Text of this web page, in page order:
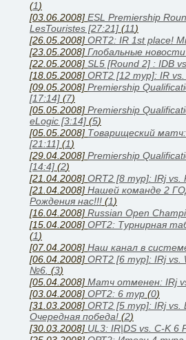
(1)
[03.06.2008] ESL Premiership
LesTouristes [27:21] (11)
[26.05.2008] ORT2: IR 1st place!
[23.05.2008] Глобальные
[22.05.2008] SL5 [Round 2] : IDB
[18.05.2008] ORT2 [12 тур]: IR
[09.05.2008] Premiership
[17:14] (7)
[05.05.2008] Premiership
eLogic [3:14] (5)
[05.05.2008] Товарищеский
[21:11] (1)
[29.04.2008] Premiership
[14:4] (2)
[21.04.2008] ORT2 [8 тур]: IRj vs.
[21.04.2008] Нашей команде 2
Рождения нас!!! (1)
[16.04.2008] Russian Open
[15.04.2008] ОРТ2: Турнирная
(1)
[07.04.2008] Наш канал в
[06.04.2008] ORT2 [6 тур]: IRj vs.
№6. (3)
[05.04.2008] Матч отменен: IRj
[03.04.2008] ОРТ2: 6 тур (0)
[31.03.2008] ORT2 [5 тур]: IRj vs.
Очередная победа! (2)
[30.03.2008] UL3: IR|DS vs. C-K 6